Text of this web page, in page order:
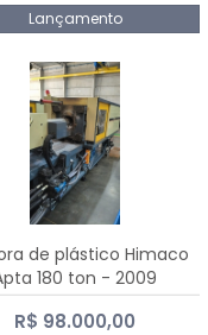
Lançamento
de plástico Himaco
180 ton - 2009
R$ 98.000,00